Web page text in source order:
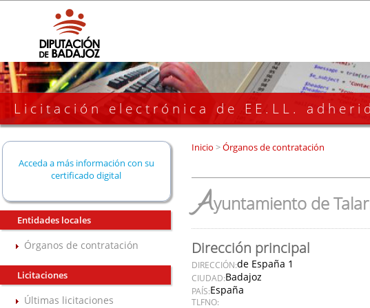
Licitación electrónica de EE.LL.
Acceda a más información con su
certificado digital
Entidades locales
Órganos de contratación
Licitaciones
Últimas licitaciones
Inicio >Órganos de contratación
Ayuntamiento de
Dirección principal
DIRECCIÓN:de España 1
CIUDAD:Badajoz
PAÍS:España
TLFNO: